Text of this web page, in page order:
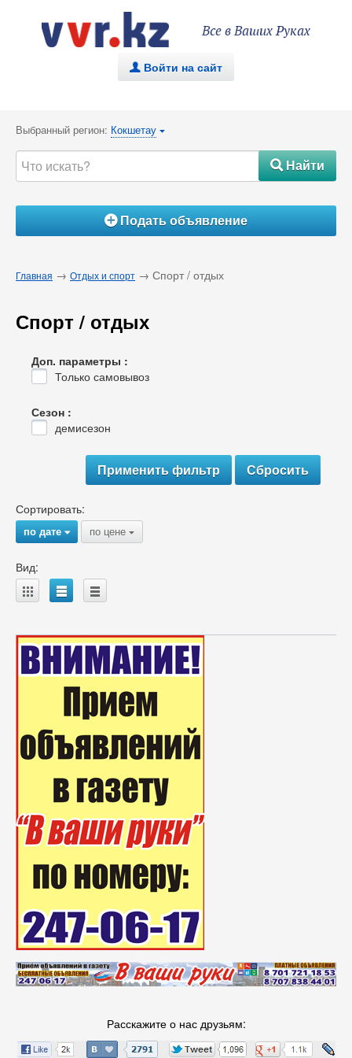
Все в Ваших Руках
. Войти на сайт
Выбранный регион: Кокшетау {
#Найти
ÁПодать объявление
Главная → Отдых и спорт → Спорт / отдых
Спорт / отдых
Доп. параметры :
Только самовывоз
Сезон :
демисезон
Сортировать:
по дате{ по цене {
Вид:
A B C
Расскажите о нас друзьям: